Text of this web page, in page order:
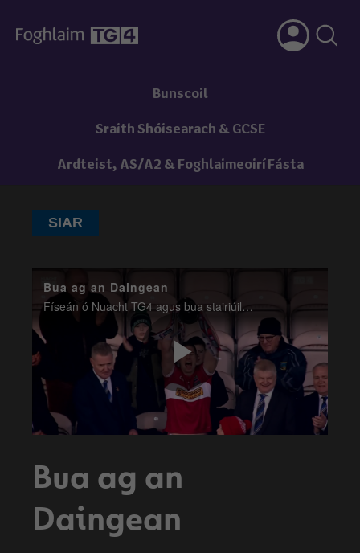
Bunscoil
Sraith Shóisearach & GCSE
Ardteist, AS/A2 & Foghlaimeoirí Fásta
SIAR
Bua ag an Daingean
Físeán ó Nuacht TG4 agus bua stairiúil ag an Daingean i gcluiche ceannais na Mumhan le cic saor dhá phointe in am cúitimh.
Play
Video
Bua ag an
Daingean